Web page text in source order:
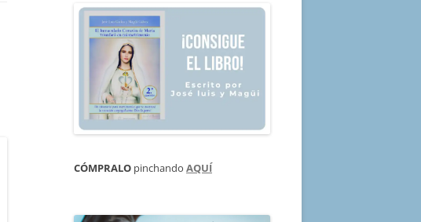
CÓMPRALO pinchando AQUÍ